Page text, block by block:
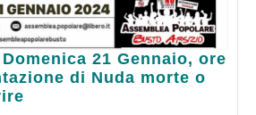
21 Gennaio, ore
di Nuda morte o